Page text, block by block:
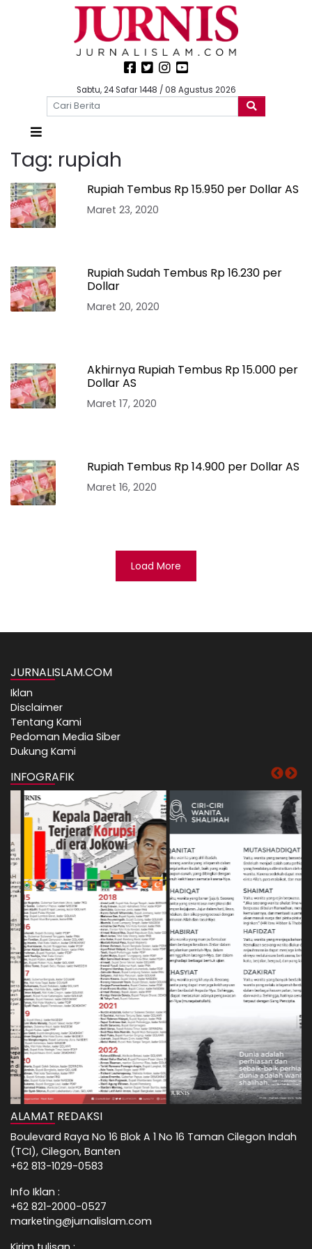
Sabtu, 24 Safar 1448 / 08 Agustus 2026
Tag: rupiah
Rupiah Tembus Rp 15.950 per Dollar AS
Maret 23, 2020
Rupiah Sudah Tembus Rp 16.230 per
Dollar
Maret 20, 2020
Akhirnya Rupiah Tembus Rp 15.000 per
Dollar AS
Maret 17, 2020
Rupiah Tembus Rp 14.900 per Dollar AS
Maret 16, 2020
Load More
JURNALISLAM.COM
Iklan
Disclaimer
Tentang Kami
Pedoman Media Siber
Dukung Kami
INFOGRAFIK
ALAMAT REDAKSI
Boulevard Raya No 16 Blok A 1 No 16 Taman Cilegon Indah
(TCI), Cilegon, Banten
+62 813-1029-0583
Info Iklan :
+62 821-2000-0527
marketing@jurnalislam.com